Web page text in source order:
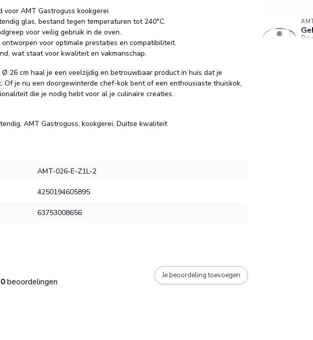
voor AMT Gastroguss kookgerei.
glas, bestand tegen temperaturen tot 240°C.
voor veilig gebruik in de oven.
ontworpen voor optimale prestaties en compatibiliteit.
wat staat voor kwaliteit en vakmanschap.
26 cm haal je een veelzijdig en betrouwbaar product in huis dat je
Of je nu een doorgewinterde chef-kok bent of een enthousiaste thuiskok,
die je nodig hebt voor al je culinaire creaties.
AMT Gastroguss, kookgerei, Duitse kwaliteit
AMT-026-E-Z1L-2
4250194605895
63753008656
0beoordelingen
Je beoordeling toevoegen